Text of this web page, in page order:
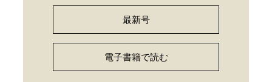
最新号
電子書籍で読む